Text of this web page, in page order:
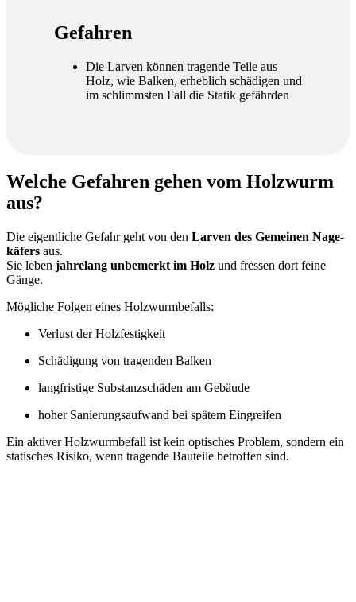
Gefah­ren
Die Lar­ven kön­nen tra­gen­de Tei­le aus
Holz, wie Bal­ken, erheb­lich schä­di­gen und
im schlimms­ten Fall die Sta­tik gefähr­den
Wel­che Gefah­ren gehen vom Holz­wurm
aus?
Die eigent­li­che Gefahr geht von den Lar­ven des Gemei­nen Nage­
kä­fers aus.
Sie leben jah­re­lang unbe­merkt im Holz und fres­sen dort fei­ne
Gän­ge.
Mög­li­che Fol­gen eines Holz­wurm­be­falls:
Ver­lust der Holz­fes­tig­keit
Schä­di­gung von tra­gen­den Bal­ken
lang­fris­ti­ge Sub­stanz­schä­den am Gebäu­de
hoher Sanie­rungs­auf­wand bei spä­tem Ein­grei­fen
Ein akti­ver Holz­wurm­be­fall ist kein opti­sches Pro­blem, son­dern ein
sta­ti­sches Risi­ko, wenn tra­gen­de Bau­tei­le betrof­fen sind.